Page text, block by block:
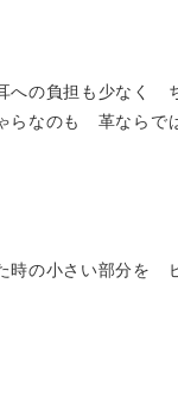
の負担も少なく
らなのも 革ならで
時の小さい部分を